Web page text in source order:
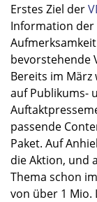
Erstes Ziel der
Information
bevorstehende
Bereits im
auf Publikums-
passende
Paket. Auf
die Aktion, und
Thema schon
von über 1 Mio.